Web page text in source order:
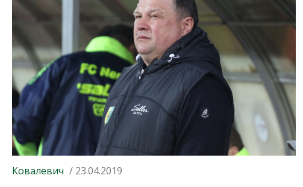
Ковалевич / 23.04.2019